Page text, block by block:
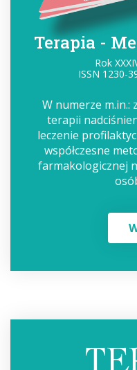
Terapia -
Rok
ISSN 1230-
W numerze m.in.:
terapii
leczenie
współczesne
farmakologicznej